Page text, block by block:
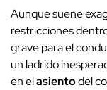
Aunque suene
restricciones
grave para el
un ladrido
en elasientodel